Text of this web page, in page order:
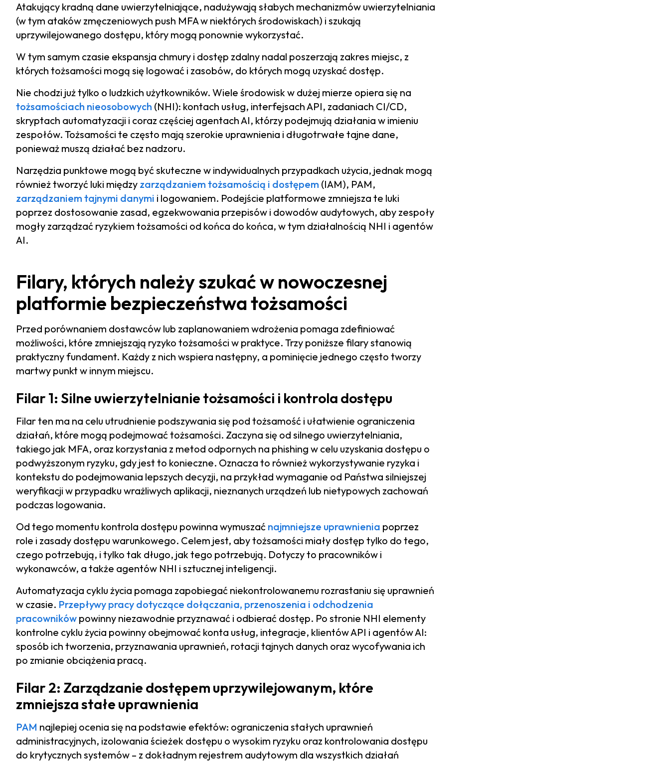
Atakujący kradną dane uwierzytelniające, nadużywają słabych mechanizmów uwierzytelniania
(w tym ataków zmęczeniowych push MFA w niektórych środowiskach) i szukają
uprzywilejowanego dostępu, który mogą ponownie wykorzystać.
W tym samym czasie ekspansja chmury i dostęp zdalny nadal poszerzają zakres miejsc, z
których tożsamości mogą się logować i zasobów, do których mogą uzyskać dostęp.
Nie chodzi już tylko o ludzkich użytkowników. Wiele środowisk w dużej mierze opiera się na
tożsamościach nieosobowych (NHI): kontach usług, interfejsach API, zadaniach CI/CD,
skryptach automatyzacji i coraz częściej agentach AI, którzy podejmują działania w imieniu
zespołów. Tożsamości te często mają szerokie uprawnienia i długotrwałe tajne dane,
ponieważ muszą działać bez nadzoru.
Narzędzia punktowe mogą być skuteczne w indywidualnych przypadkach użycia, jednak mogą
również tworzyć luki między zarządzaniem tożsamością i dostępem (IAM), PAM,
zarządzaniem tajnymi danymi i logowaniem. Podejście platformowe zmniejsza te luki
poprzez dostosowanie zasad, egzekwowania przepisów i dowodów audytowych, aby zespoły
mogły zarządzać ryzykiem tożsamości od końca do końca, w tym działalnością NHI i agentów
AI.
Filary, których należy szukać w nowoczesnej
platformie bezpieczeństwa tożsamości
Przed porównaniem dostawców lub zaplanowaniem wdrożenia pomaga zdefiniować
możliwości, które zmniejszają ryzyko tożsamości w praktyce. Trzy poniższe filary stanowią
praktyczny fundament. Każdy z nich wspiera następny, a pominięcie jednego często tworzy
martwy punkt w innym miejscu.
Filar 1: Silne uwierzytelnianie tożsamości i kontrola dostępu
Filar ten ma na celu utrudnienie podszywania się pod tożsamość i ułatwienie ograniczenia
działań, które mogą podejmować tożsamości. Zaczyna się od silnego uwierzytelniania,
takiego jak MFA, oraz korzystania z metod odpornych na phishing w celu uzyskania dostępu o
podwyższonym ryzyku, gdy jest to konieczne. Oznacza to również wykorzystywanie ryzyka i
kontekstu do podejmowania lepszych decyzji, na przykład wymaganie od Państwa silniejszej
weryfikacji w przypadku wrażliwych aplikacji, nieznanych urządzeń lub nietypowych zachowań
podczas logowania.
Od tego momentu kontrola dostępu powinna wymuszać najmniejsze uprawnienia poprzez
role i zasady dostępu warunkowego. Celem jest, aby tożsamości miały dostęp tylko do tego,
czego potrzebują, i tylko tak długo, jak tego potrzebują. Dotyczy to pracowników i
wykonawców, a także agentów NHI i sztucznej inteligencji.
Automatyzacja cyklu życia pomaga zapobiegać niekontrolowanemu rozrastaniu się uprawnień
w czasie. Przepływy pracy dotyczące dołączania, przenoszenia i odchodzenia
pracowników powinny niezawodnie przyznawać i odbierać dostęp. Po stronie NHI elementy
kontrolne cyklu życia powinny obejmować konta usług, integracje, klientów API i agentów AI:
sposób ich tworzenia, przyznawania uprawnień, rotacji tajnych danych oraz wycofywania ich
po zmianie obciążenia pracą.
Filar 2: Zarządzanie dostępem uprzywilejowanym, które
zmniejsza stałe uprawnienia
PAM najlepiej ocenia się na podstawie efektów: ograniczenia stałych uprawnień
administracyjnych, izolowania ścieżek dostępu o wysokim ryzyku oraz kontrolowania dostępu
do krytycznych systemów – z dokładnym rejestrem audytowym dla wszystkich działań